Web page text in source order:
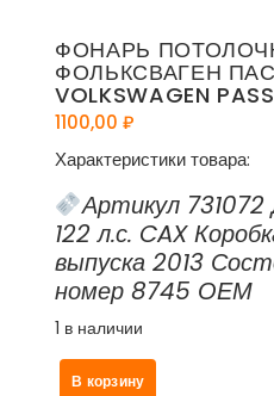
ФОНАРЬ
ФОЛЬКСВАГЕН
VOLKSWAGEN
1100,00 ₽
Характеристики товара:
Артикул 731072
122 л.с. CAX
выпуска 2013
номер 8745 ОЕМ
1 в наличии
Количество
В корзину